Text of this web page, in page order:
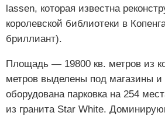
lassen, которая известна
королевской библиотеки в
бриллиант).
Площадь — 19800 кв. метров из
метров выделены под магазины и
оборудована парковка на 254
из гранита Star White.